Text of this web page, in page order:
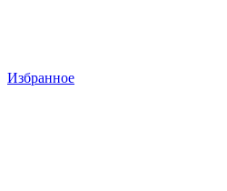
Избранное